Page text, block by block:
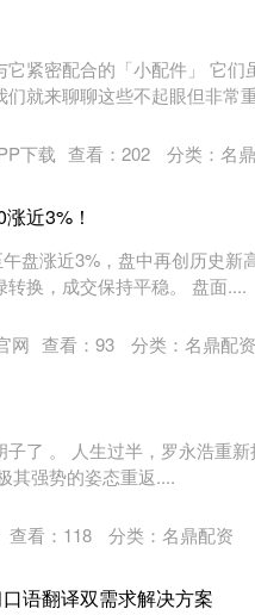
紧密配合的「小配件」 它们
就来聊聊这些不起眼但非常
下载 查看： 202 分类： 名
近3%！
盘涨近3%，盘中再创历史新
换，成交保持平稳。 盘面....
网 查看： 93 分类： 名鼎配资
了 。 人生过半，罗永浩重
其强势的姿态重返....
查看： 118 分类： 名鼎配资
语翻译双需求解决方案